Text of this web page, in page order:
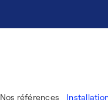
Nos références